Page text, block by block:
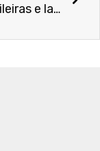
Panoramas da violência contra mulheres nas universidades brasileiras e latino-americanas